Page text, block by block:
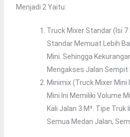
Menjadi 2 Yaitu:
Truck Mixer Standar (isi 7
Standar Memuat Lebih
Mini. Sehingga
Mengakses Jalan Sempit
Minimix (truck Mixer Mini
Mini Ini Memiliki Volume
Kali Jalan 3 M³. Tipe Truk
Semua Medan Jalan,